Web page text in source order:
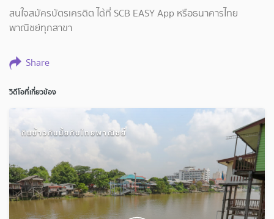
สนใจสมัครบัตรเครดิต ได้ที่ SCB EASY App หรือธนาคารไทย
พาณิชย์ทุกสาขา
Share
วิดีโอที่เกี่ยวข้อง
กินข้าวกันมั้ยกับไทยพาณิชย์